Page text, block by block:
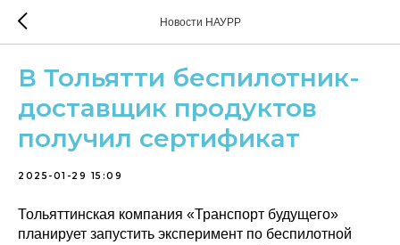
Новости НАУРР
В Тольятти беспилотник-
доставщик продуктов
получил сертификат
2025-01-29 15:09
Тольяттинская компания «Транспорт будущего»
планирует запустить эксперимент по беспилотной